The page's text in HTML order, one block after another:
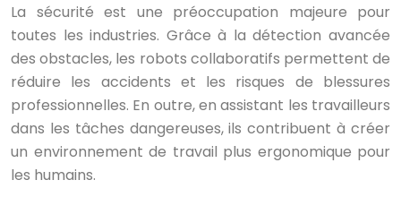
La sécurité est une préoccupation majeure pour
toutes les industries. Grâce à la détection avancée
des obstacles, les robots collaboratifs permettent de
réduire les accidents et les risques de blessures
professionnelles. En outre, en assistant les travailleurs
dans les tâches dangereuses, ils contribuent à créer
un environnement de travail plus ergonomique pour
les humains.